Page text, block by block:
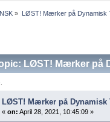
» LØST! Mærker på Dynamisk
LØST! Mærker på
LØST! Mærker på
«on: April 28, 2021, 10:45:09 »